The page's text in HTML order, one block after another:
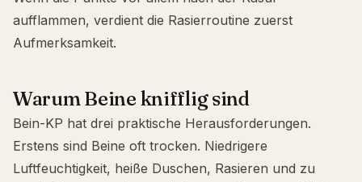
aufflammen, verdient die Rasierroutine zuerst
Aufmerksamkeit.
Warum Beine knifflig sind
Bein-KP hat drei praktische Herausforderungen.
Erstens sind Beine oft trocken. Niedrigere
Luftfeuchtigkeit, heiße Duschen, Rasieren und zu